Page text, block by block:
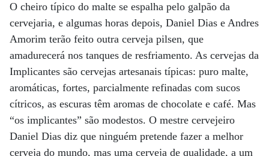
O cheiro típico do malte se espalha pelo galpão da
cervejaria, e algumas horas depois, Daniel Dias e Andres
Amorim terão feito outra cerveja pilsen, que
amadurecerá nos tanques de resfriamento. As cervejas da
Implicantes são cervejas artesanais típicas: puro malte,
aromáticas, fortes, parcialmente refinadas com sucos
cítricos, as escuras têm aromas de chocolate e café. Mas
“os implicantes” são modestos. O mestre cervejeiro
Daniel Dias diz que ninguém pretende fazer a melhor
cerveja do mundo, mas uma cerveja de qualidade, a um